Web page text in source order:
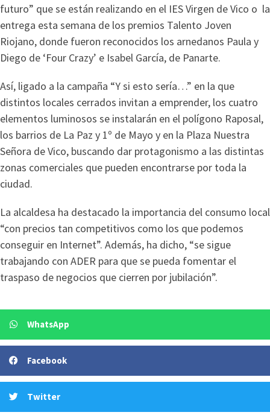
futuro” que se están realizando en el IES Virgen de Vico o la
entrega esta semana de los premios Talento Joven
Riojano, donde fueron reconocidos los arnedanos Paula y
Diego de ‘Four Crazy’ e Isabel García, de Panarte.
Así, ligado a la campaña “Y si esto sería…” en la que
distintos locales cerrados invitan a emprender, los cuatro
elementos luminosos se instalarán en el polígono Raposal,
los barrios de La Paz y 1º de Mayo y en la Plaza Nuestra
Señora de Vico, buscando dar protagonismo a las distintas
zonas comerciales que pueden encontrarse por toda la
ciudad.
La alcaldesa ha destacado la importancia del consumo local
“con precios tan competitivos como los que podemos
conseguir en Internet”. Además, ha dicho, “se sigue
trabajando con ADER para que se pueda fomentar el
traspaso de negocios que cierren por jubilación”.
WhatsApp
Facebook
Twitter